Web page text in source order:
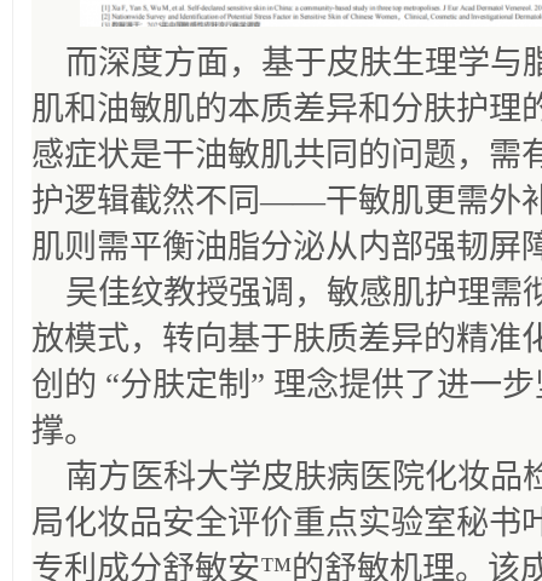
而深度方面，基于皮肤生理学与
肌和油敏肌的本质差异和分肤护理
感症状是干油敏肌共同的问题，需
护逻辑截然不同——干敏肌更需外
肌则需平衡油脂分泌从内部强韧屏
吴佳纹教授强调，敏感肌护理需
放模式，转向基于肤质差异的精准
创的 “分肤定制” 理念提供了进一
撑。
南方医科大学皮肤病医院化妆品
局化妆品安全评价重点实验室秘书
专利成分舒敏安™的舒敏机理。该